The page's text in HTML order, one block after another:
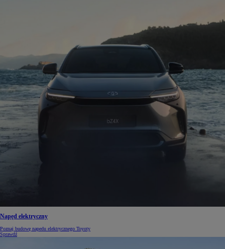
Napęd elektryczny
Poznaj budowę napedu elektrycznego Toyoty
Sprawdź